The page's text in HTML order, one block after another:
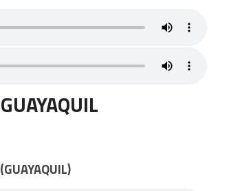
GUAYAQUIL
(GUAYAQUIL)